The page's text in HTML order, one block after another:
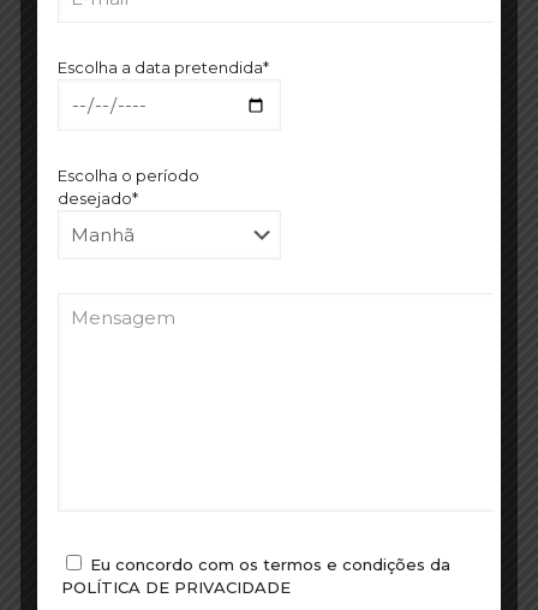
Escolha a data pretendida*
Escolha o período
desejado*
Eu concordo com os termos e condições da
POLÍTICA DE PRIVACIDADE